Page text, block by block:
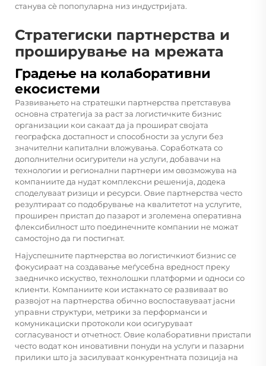
станува сè попопуларна низ индустријата.
Стратегиски партнерства и
проширување на мрежата
Градење на колаборативни
екосистеми
Развивањето на стратешки партнерства претставува
основна стратегија за раст за логистичките бизнис
организации кои сакаат да ја прошират својата
географска достапност и способности за услуги без
значителни капитални вложувања. Соработката со
дополнителни осигурители на услуги, добавачи на
технологии и регионални партнери им овозможува на
компаниите да нудат комплексни решенија, додека
споделуваат ризици и ресурси. Овие партнерства често
резултираат со подобрување на квалитетот на услугите,
проширен пристап до пазарот и зголемена оперативна
флексибилност што поединечните компании не можат
самостојно да ги постигнат.
Најуспешните партнерства во логистичкиот бизнис се
фокусираат на создавање меѓусебна вредност преку
заедничко искуство, технолошки платформи и односи со
клиенти. Компаниите кои истакнато се развиваат во
развојот на партнерства обично воспоставуваат јасни
управни структури, метрики за перформанси и
комуникациски протоколи кои осигуруваат
согласуваност и отчетност. Овие колаборативни пристапи
често водат кон иновативни понуди на услуги и пазарни
прилики што ја засилуваат конкурентната позиција на